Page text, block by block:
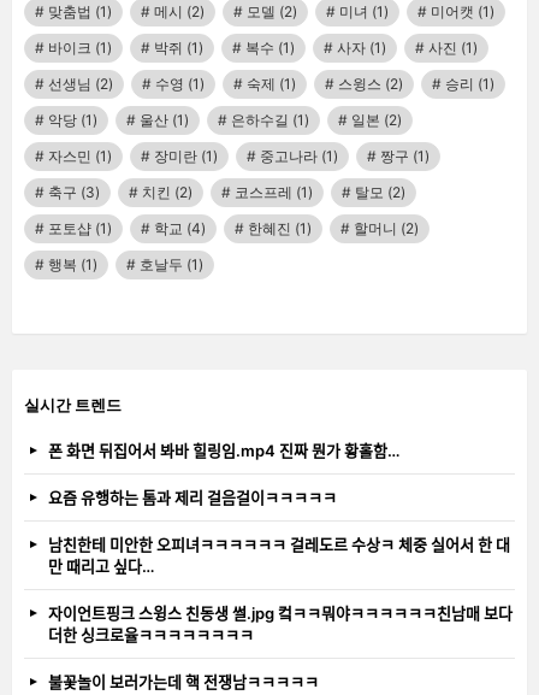
맞춤법 (1) 메시 (2) 모델 (2) 미녀 (1) 미어캣 (1)
바이크 (1) 박쥐 (1) 복수 (1) 사자 (1) 사진 (1)
선생님 (2) 수영 (1) 숙제 (1) 스윙스 (2) 승리 (1)
악당 (1) 울산 (1) 은하수길 (1) 일본 (2)
자스민 (1) 장미란 (1) 중고나라 (1) 짱구 (1)
축구 (3) 치킨 (2) 코스프레 (1) 탈모 (2)
포토샵 (1) 학교 (4) 한혜진 (1) 할머니 (2)
행복 (1) 호날두 (1)
실시간 트렌드
폰 화면 뒤집어서 봐바 힐링임.mp4 진짜 뭔가 황홀함…
요즘 유행하는 톰과 제리 걸음걸이ㅋㅋㅋㅋㅋ
남친한테 미안한 오피녀ㅋㅋㅋㅋㅋㅋ 걸레도르 수상ㅋ 체중 실어서 한 대
만 때리고 싶다…
자이언트핑크 스윙스 친동생 썰.jpg 컼ㅋㅋ뭐야ㅋㅋㅋㅋㅋㅋ친남매 보다
더한 싱크로율ㅋㅋㅋㅋㅋㅋㅋㅋ
불꽃놀이 보러가는데 핵 전쟁남ㅋㅋㅋㅋㅋ